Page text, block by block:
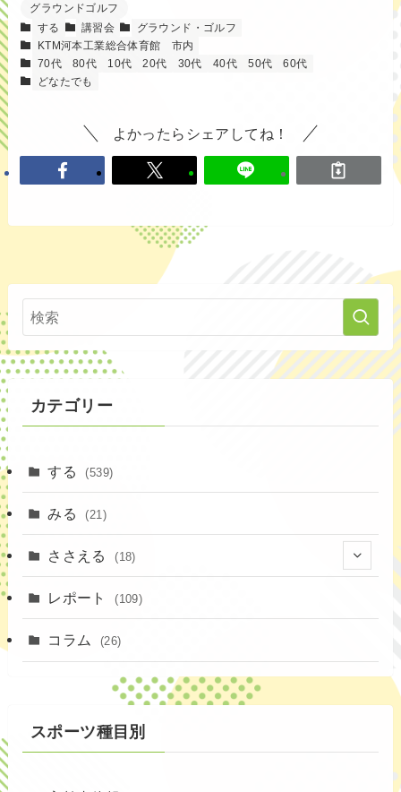
グラウンドゴルフ
する
講習会
グラウンド・ゴルフ
KTM河本工業総合体育館
市内
70代
80代 10代 20代 30代 40代 50代
60代
どなたでも
よかったらシェアしてね！
カテゴリー
する (539)
みる (21)
ささえる (18)
(4)
(1)
レポート (109)
コラム (26)
スポーツ種目別